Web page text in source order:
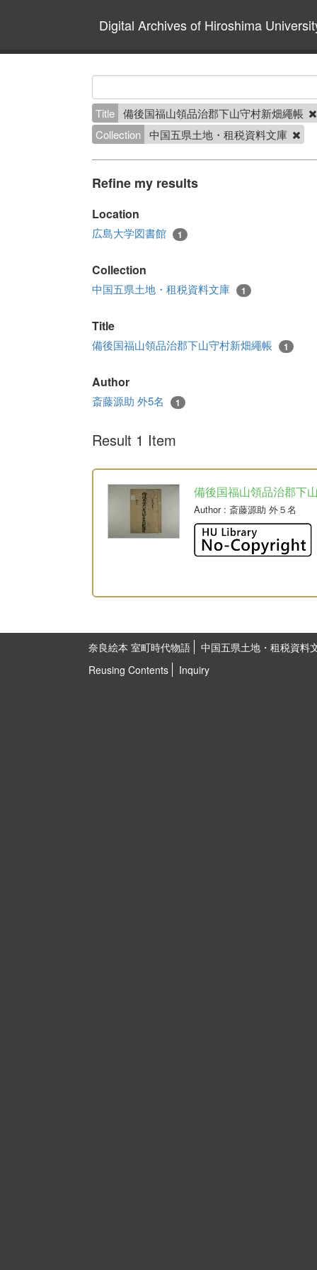
Digital Archives of Hiroshima
Title 備後国福山領品治郡下山守村新畑繩帳
Collection 中国五県土地・租税資料文庫
Refine my results
Location
広島大学図書館 1
Collection
中国五県土地・租税資料文庫 1
Title
備後国福山領品治郡下山守村新畑繩帳 1
Author
斎藤源助 外5名 1
Result 1 Item
備後国福山領品治郡下
Author: 斎藤源助 外５名
奈良絵本 室町時代物語
中国五県土地・租税資料
Reusing Contents
Inquiry